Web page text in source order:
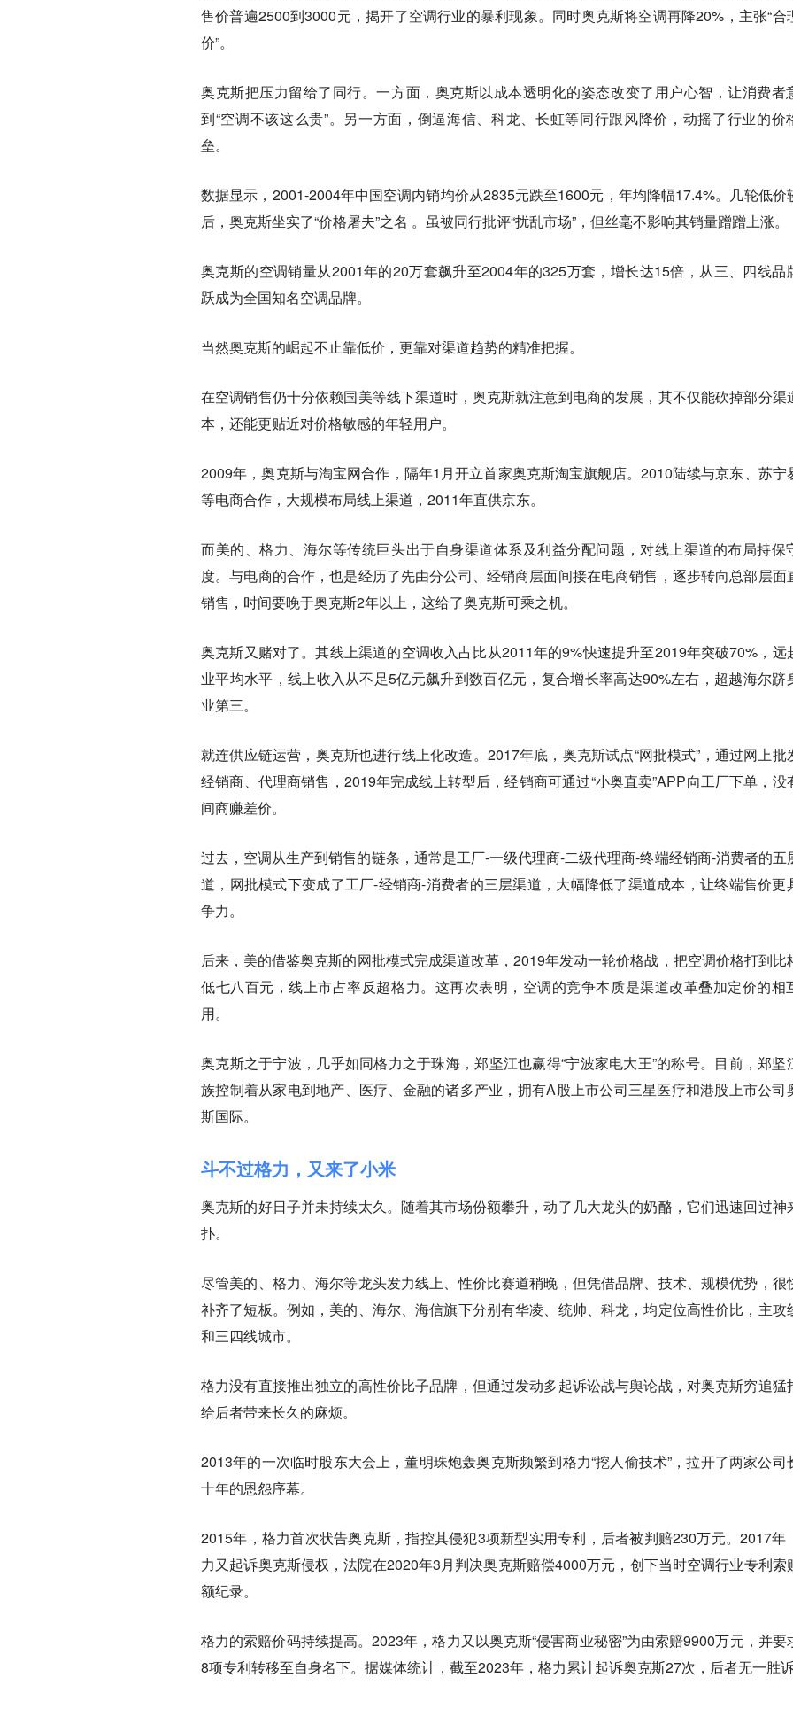
售价普遍2500到3000元，揭开了空调行业的暴利现象。同时奥克斯将空调再降20%，主张“合
价”。
奥克斯把压力留给了同行。一方面，奥克斯以成本透明化的姿态改变了用户心智，让消费者
到“空调不该这么贵”。另一方面，倒逼海信、科龙、长虹等同行跟风降价，动摇了行业的价
垒。
数据显示，2001-2004年中国空调内销均价从2835元跌至1600元，年均降幅17.4%。几轮低价
后，奥克斯坐实了“价格屠夫”之名 。虽被同行批评“扰乱市场”，但丝毫不影响其销量蹭蹭上涨。
奥克斯的空调销量从2001年的20万套飙升至2004年的325万套，增长达15倍，从三、四线品
跃成为全国知名空调品牌。
当然奥克斯的崛起不止靠低价，更靠对渠道趋势的精准把握。
在空调销售仍十分依赖国美等线下渠道时，奥克斯就注意到电商的发展，其不仅能砍掉部分渠
本，还能更贴近对价格敏感的年轻用户。
2009年，奥克斯与淘宝网合作，隔年1月开立首家奥克斯淘宝旗舰店。2010陆续与京东、苏宁
等电商合作，大规模布局线上渠道，2011年直供京东。
而美的、格力、海尔等传统巨头出于自身渠道体系及利益分配问题，对线上渠道的布局持保
度。与电商的合作，也是经历了先由分公司、经销商层面间接在电商销售，逐步转向总部层面
销售，时间要晚于奥克斯2年以上，这给了奥克斯可乘之机。
奥克斯又赌对了。其线上渠道的空调收入占比从2011年的9%快速提升至2019年突破70%，远
业平均水平，线上收入从不足5亿元飙升到数百亿元，复合增长率高达90%左右，超越海尔跻
业第三。
就连供应链运营，奥克斯也进行线上化改造。2017年底，奥克斯试点“网批模式”，通过网上批
经销商、代理商销售，2019年完成线上转型后，经销商可通过“小奥直卖”APP向工厂下单，没
间商赚差价。
过去，空调从生产到销售的链条，通常是工厂-一级代理商-二级代理商-终端经销商-消费者的五
道，网批模式下变成了工厂-经销商-消费者的三层渠道，大幅降低了渠道成本，让终端售价更
争力。
后来，美的借鉴奥克斯的网批模式完成渠道改革，2019年发动一轮价格战，把空调价格打到比
低七八百元，线上市占率反超格力。这再次表明，空调的竞争本质是渠道改革叠加定价的相
用。
奥克斯之于宁波，几乎如同格力之于珠海，郑坚江也赢得“宁波家电大王”的称号。目前，郑坚
族控制着从家电到地产、医疗、金融的诸多产业，拥有A股上市公司三星医疗和港股上市公司
斯国际。
斗不过格力，又来了小米
奥克斯的好日子并未持续太久。随着其市场份额攀升，动了几大龙头的奶酪，它们迅速回过神
扑。
尽管美的、格力、海尔等龙头发力线上、性价比赛道稍晚，但凭借品牌、技术、规模优势，很
补齐了短板。例如，美的、海尔、海信旗下分别有华凌、统帅、科龙，均定位高性价比，主攻
和三四线城市。
格力没有直接推出独立的高性价比子品牌，但通过发动多起诉讼战与舆论战，对奥克斯穷追猛
给后者带来长久的麻烦。
2013年的一次临时股东大会上，董明珠炮轰奥克斯频繁到格力“挖人偷技术”，拉开了两家公司
十年的恩怨序幕。
2015年，格力首次状告奥克斯，指控其侵犯3项新型实用专利，后者被判赔230万元。2017年
力又起诉奥克斯侵权，法院在2020年3月判决奥克斯赔偿4000万元，创下当时空调行业专利索
额纪录。
格力的索赔价码持续提高。2023年，格力又以奥克斯“侵害商业秘密”为由索赔9900万元，并要
8项专利转移至自身名下。据媒体统计，截至2023年，格力累计起诉奥克斯27次，后者无一胜诉